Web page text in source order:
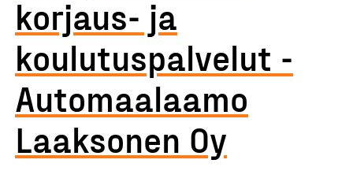
korjaus- ja
koulutuspalvelut -
Automaalaamo
Laaksonen Oy